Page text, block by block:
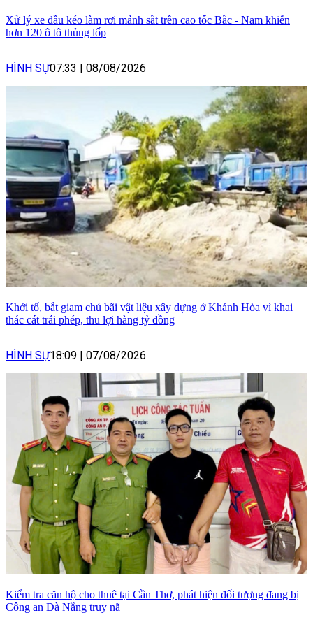
Xử lý xe đầu kéo làm rơi mảnh sắt trên cao tốc Bắc - Nam khiến
hơn 120 ô tô thủng lốp
HÌNH SỰ07:33 | 08/08/2026
Khởi tố, bắt giam chủ bãi vật liệu xây dựng ở Khánh Hòa vì khai
thác cát trái phép, thu lợi hàng tỷ đồng
HÌNH SỰ18:09 | 07/08/2026
Kiểm tra căn hộ cho thuê tại Cần Thơ, phát hiện đối tượng đang bị
Công an Đà Nẵng truy nã